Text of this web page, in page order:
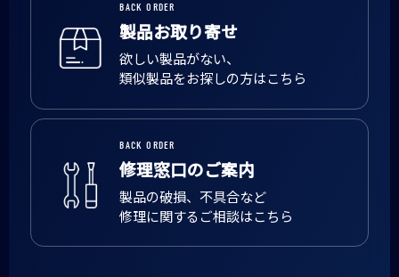
BACK ORDER
製品お取り寄せ
欲しい製品がない、
類似製品をお探しの方はこちら
BACK ORDER
修理窓口のご案内
製品の破損、不具合など
修理に関するご相談はこちら